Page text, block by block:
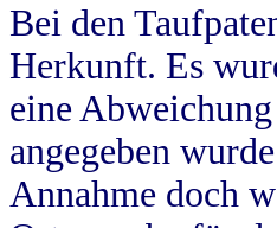
Bei den
Herkunft. Es
eine
angegeben
Annahme doch